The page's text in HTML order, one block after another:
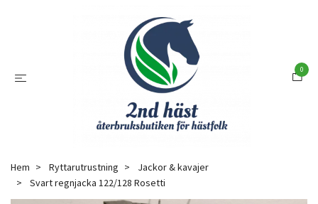
0
Hem Ryttarutrustning
Jackor & kavajer
Svart regnjacka 122/128 Rosetti